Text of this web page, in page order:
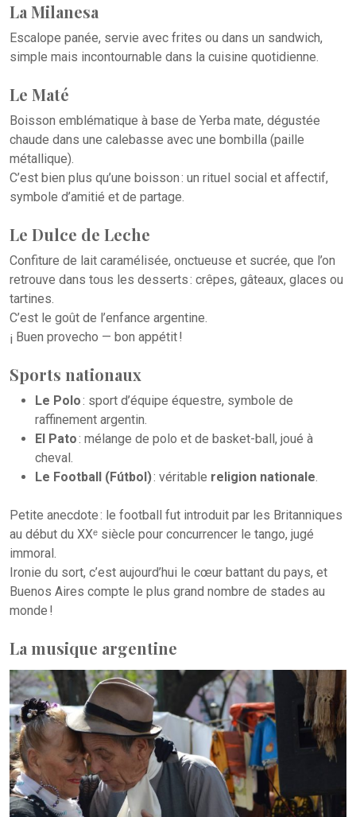
La Milanesa
Escalope panée, servie avec frites ou dans un sandwich,
simple mais incontournable dans la cuisine quotidienne.
Le Maté
Boisson emblématique à base de Yerba mate, dégustée
chaude dans une calebasse avec une bombilla (paille
métallique).
C’est bien plus qu’une boisson : un rituel social et affectif,
symbole d’amitié et de partage.
Le Dulce de Leche
Confiture de lait caramélisée, onctueuse et sucrée, que l’on
retrouve dans tous les desserts : crêpes, gâteaux, glaces ou
tartines.
C’est le goût de l’enfance argentine.
¡ Buen provecho — bon appétit !
Sports nationaux
Le Polo: sport d’équipe équestre, symbole de
raffinement argentin.
El Pato: mélange de polo et de basket-ball, joué à
cheval.
Le Football (Fútbol): véritable religion nationale.
Petite anecdote : le football fut introduit par les Britanniques
au début du XXᵉ siècle pour concurrencer le tango, jugé
immoral.
Ironie du sort, c’est aujourd’hui le cœur battant du pays, et
Buenos Aires compte le plus grand nombre de stades au
monde !
La musique argentine